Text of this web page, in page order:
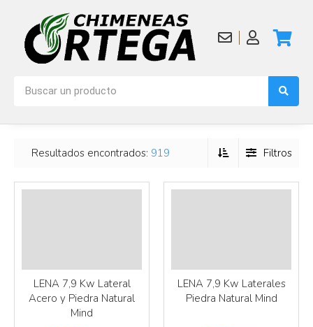
Resultados encontrados: 919 Filtros
LENA 7,9 Kw Lateral
Acero y Piedra Natural
Mind
LENA 7,9 Kw Laterales
Piedra Natural Mind
Más info Más info